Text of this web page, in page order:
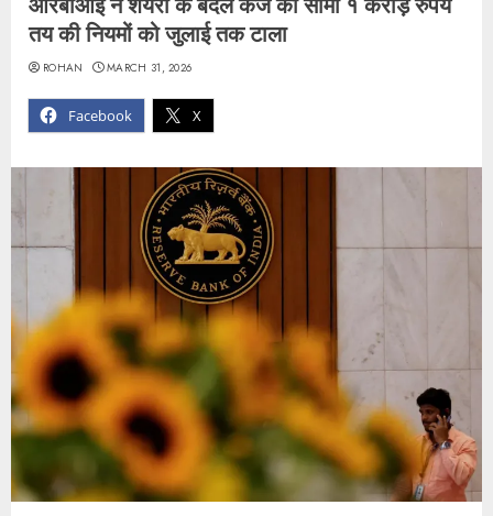
तय की नियमों को जुलाई तक टाला
Facebook X
ROHAN MARCH 31, 2026